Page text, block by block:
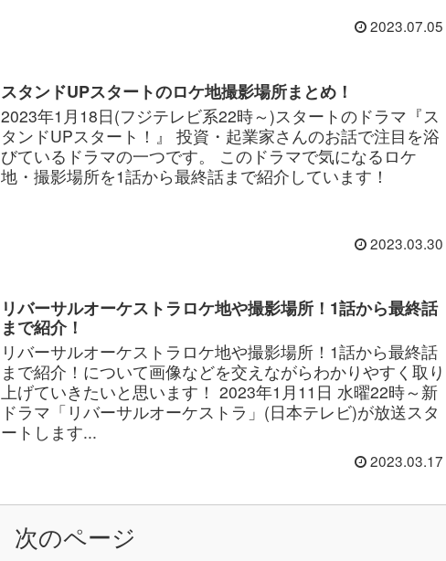
2023.07.05
スタンドUPスタートのロケ地撮影場所まとめ！
2023年1月18日(フジテレビ系22時～)スタートのドラマ『ス
タンドUPスタート！』 投資・起業家さんのお話で注目を浴
びているドラマの一つです。 このドラマで気になるロケ
地・撮影場所を1話から最終話まで紹介しています！
2023.03.30
リバーサルオーケストラロケ地や撮影場所！1話から最終話
まで紹介！
リバーサルオーケストラロケ地や撮影場所！1話から最終話
まで紹介！について画像などを交えながらわかりやすく取り
上げていきたいと思います！ 2023年1月11日 水曜22時～新
ドラマ「リバーサルオーケストラ」(日本テレビ)が放送スタ
ートします...
2023.03.17
次のページ